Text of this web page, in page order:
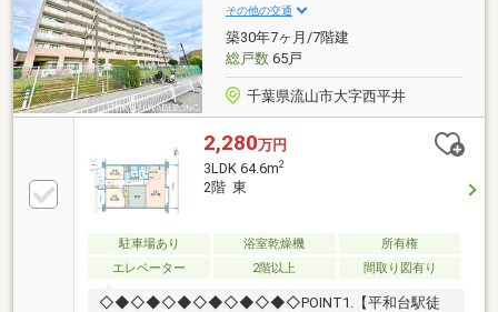
その他の交通
築30年7ヶ月/7階建
総戸数65戸
千葉県流山市大字西平井
2,280万円
3LDK 64.6m2
2階 東
駐車場あり 浴室乾燥機
所有権
エレベーター
2階以上 間取り図有り
◇◆◇◆◇◆◇◆◇◆◇◆◇POINT1.【平和台駅徒